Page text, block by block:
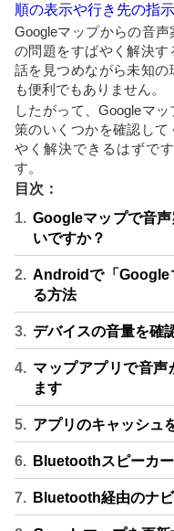
順の表示や行き先の指
Googleマップからの音
の問題をすばやく解決
話を見つめながら未知
も便利でもありません。
したがって、Googleマ
策のいくつかを確認し
やく解決できるはずで
す。
目次：
Googleマップで音
いですか？
Androidで「Google
る方法
デバイスの音量を確
マップアプリで音声
ます
アプリのキャッシュ
Bluetoothスピーカ
Bluetooth経由のナ